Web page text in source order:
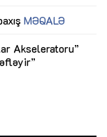
MƏQALƏ
Akseleratoru”